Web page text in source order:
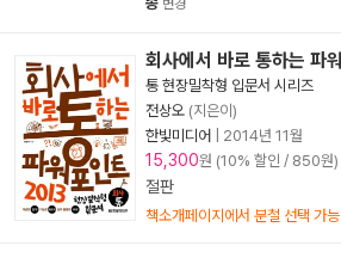
변경
회사에서 바로 통하는 파
통 현장밀착형 입문서 시리즈
전상오 (지은이)
한빛미디어
2014년 11월
15,300원 (10% 할인 / 850원)
절판
책소개페이지에서 분철 선택 가능